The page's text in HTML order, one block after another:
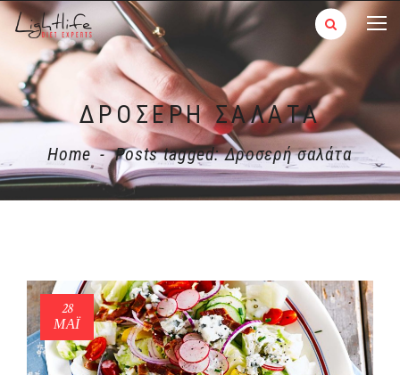
ΔΡΟΣΕΡΉ ΣΑΛΆΤΑ
Home - Posts tagged: Δροσερή σαλάτα
28
ΜΑΪ́